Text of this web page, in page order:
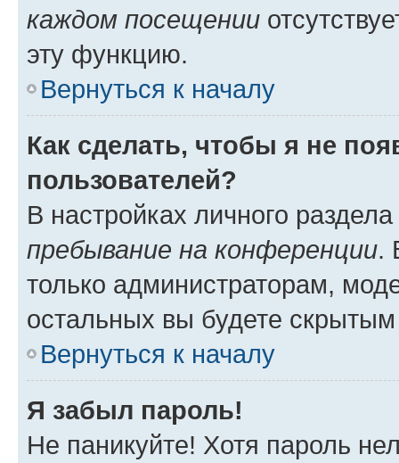
каждом посещении
эту функцию.
Вернуться к началу
Как сделать, чтобы я не
пользователей?
В настройках личного
пребывание на конференции.
только администраторам,
остальных вы будете
Вернуться к началу
Я забыл пароль!
Не паникуйте! Хотя пароль